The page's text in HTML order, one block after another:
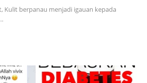
Kulit berpanau menjadi igauan kepada